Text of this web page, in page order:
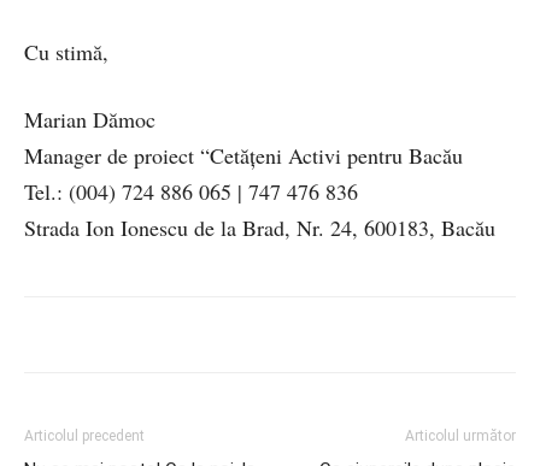
Cu stimă,
Marian Dămoc
Manager de proiect “Cetățeni Activi pentru Bacău
Tel.: (004) 724 886 065 | 747 476 836
Strada Ion Ionescu de la Brad, Nr. 24, 600183, Bacău
Articolul precedent Articolul următor